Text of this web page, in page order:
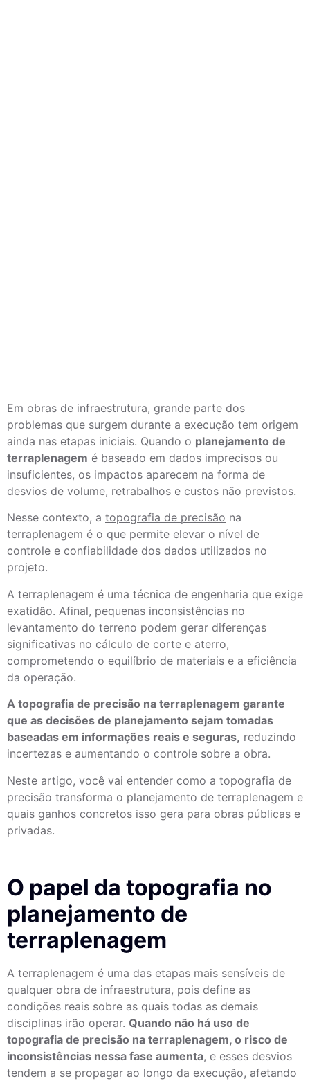
Em obras de infraestrutura, grande parte dos
problemas que surgem durante a execução tem origem
ainda nas etapas iniciais. Quando o planejamento de
terraplenagem é baseado em dados imprecisos ou
insuficientes, os impactos aparecem na forma de
desvios de volume, retrabalhos e custos não previstos.
Nesse contexto, a topografia de precisão na
terraplenagem é o que permite elevar o nível de
controle e confiabilidade dos dados utilizados no
projeto.
A terraplenagem é uma técnica de engenharia que exige
exatidão. Afinal, pequenas inconsistências no
levantamento do terreno podem gerar diferenças
significativas no cálculo de corte e aterro,
comprometendo o equilíbrio de materiais e a eficiência
da operação.
A topografia de precisão na terraplenagem garante
que as decisões de planejamento sejam tomadas
baseadas em informações reais e seguras, reduzindo
incertezas e aumentando o controle sobre a obra.
Neste artigo, você vai entender como a topografia de
precisão transforma o planejamento de terraplenagem e
quais ganhos concretos isso gera para obras públicas e
privadas.
O papel da topografia no
planejamento de
terraplenagem
A terraplenagem é uma das etapas mais sensíveis de
qualquer obra de infraestrutura, pois define as
condições reais sobre as quais todas as demais
disciplinas irão operar. Quando não há uso de
topografia de precisão na terraplenagem, o risco de
inconsistências nessa fase aumenta, e esses desvios
tendem a se propagar ao longo da execução, afetando